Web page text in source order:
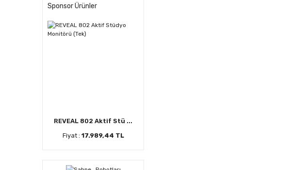
Sponsor Ürünler
REVEAL 802 Aktif Stü ...
Fiyat : 17.989,44 TL